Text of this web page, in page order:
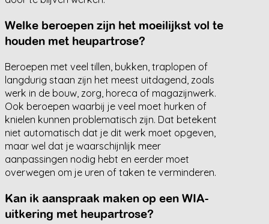
Welke beroepen zijn het moeilijkst vol te
houden met heupartrose?
Beroepen met veel tillen, bukken, traplopen of
langdurig staan zijn het meest uitdagend, zoals
werk in de bouw, zorg, horeca of magazijnwerk.
Ook beroepen waarbij je veel moet hurken of
knielen kunnen problematisch zijn. Dat betekent
niet automatisch dat je dit werk moet opgeven,
maar wel dat je waarschijnlijk meer
aanpassingen nodig hebt en eerder moet
overwegen om je uren of taken te verminderen.
Kan ik aanspraak maken op een WIA-
uitkering met heupartrose?